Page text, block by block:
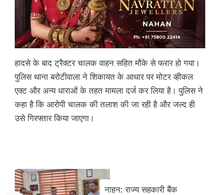
हादसे के बाद ट्रैक्टर चालक वाहन सहित मौके से फरार हो गया।
पुलिस थाना बरोटीवाला ने शिकायत के आधार पर मोटर व्हीकल
एक्ट और अन्य धाराओं के तहत मामला दर्ज कर लिया है। पुलिस ने
कहा है कि आरोपी चालक की तलाश की जा रही है और जल्द ही
उसे गिरफ्तार किया जाएगा।
नाहन: राज्य सहकारी बैंक